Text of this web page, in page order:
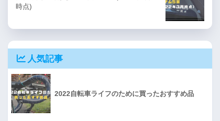
時点)
人気記事
2022自転車ライフのために買ったおすすめ品